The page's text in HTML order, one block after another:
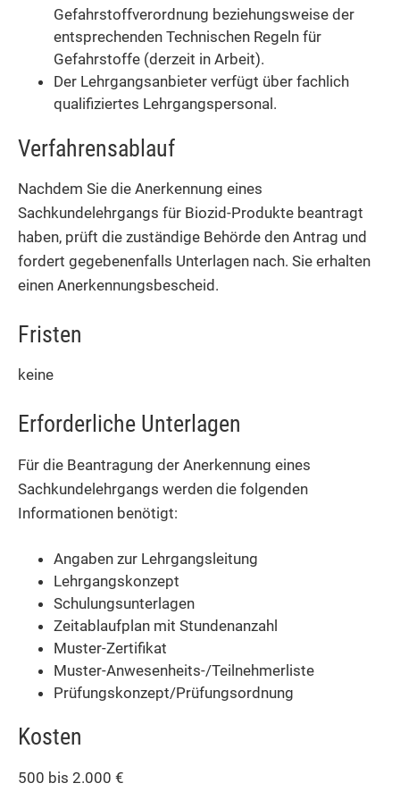
Gefahrstoffverordnung beziehungsweise der
entsprechenden Technischen Regeln für
Gefahrstoffe (derzeit in Arbeit).
Der Lehrgangsanbieter verfügt über fachlich
qualifiziertes Lehrgangspersonal.
Verfahrensablauf
Nachdem Sie die Anerkennung eines
Sachkundelehrgangs für Biozid-Produkte beantragt
haben, prüft die zuständige Behörde den Antrag und
fordert gegebenenfalls Unterlagen nach. Sie erhalten
einen Anerkennungsbescheid.
Fristen
keine
Erforderliche Unterlagen
Für die Beantragung der Anerkennung eines
Sachkundelehrgangs werden die folgenden
Informationen benötigt:
Angaben zur Lehrgangsleitung
Lehrgangskonzept
Schulungsunterlagen
Zeitablaufplan mit Stundenanzahl
Muster-Zertifikat
Muster-Anwesenheits-/Teilnehmerliste
Prüfungskonzept/Prüfungsordnung
Kosten
500 bis 2.000 €